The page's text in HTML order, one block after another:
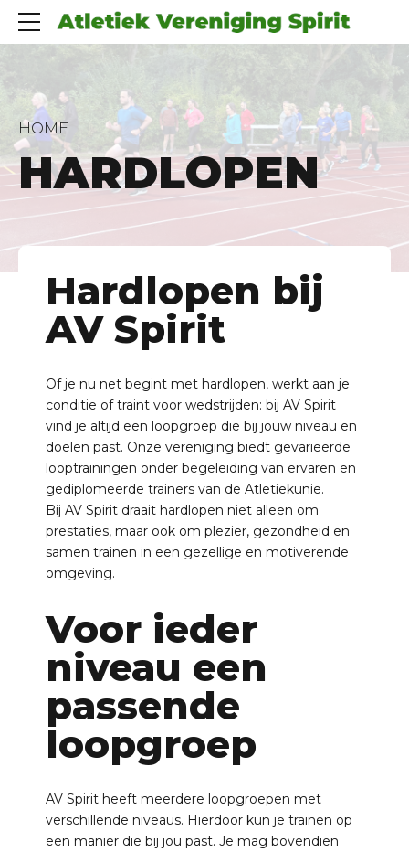
HOME
HARDLOPEN
Hardlopen bij
AV Spirit
Of je nu net begint met hardlopen, werkt aan je
conditie of traint voor wedstrijden: bij AV Spirit
vind je altijd een loopgroep die bij jouw niveau en
doelen past. Onze vereniging biedt gevarieerde
looptrainingen onder begeleiding van ervaren en
gediplomeerde trainers van de Atletiekunie.
Bij AV Spirit draait hardlopen niet alleen om
prestaties, maar ook om plezier, gezondheid en
samen trainen in een gezellige en motiverende
omgeving.
Voor ieder
niveau een
passende
loopgroep
AV Spirit heeft meerdere loopgroepen met
verschillende niveaus. Hierdoor kun je trainen op
een manier die bij jou past. Je mag bovendien